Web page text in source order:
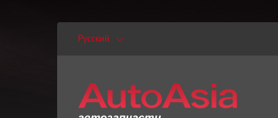
Русский